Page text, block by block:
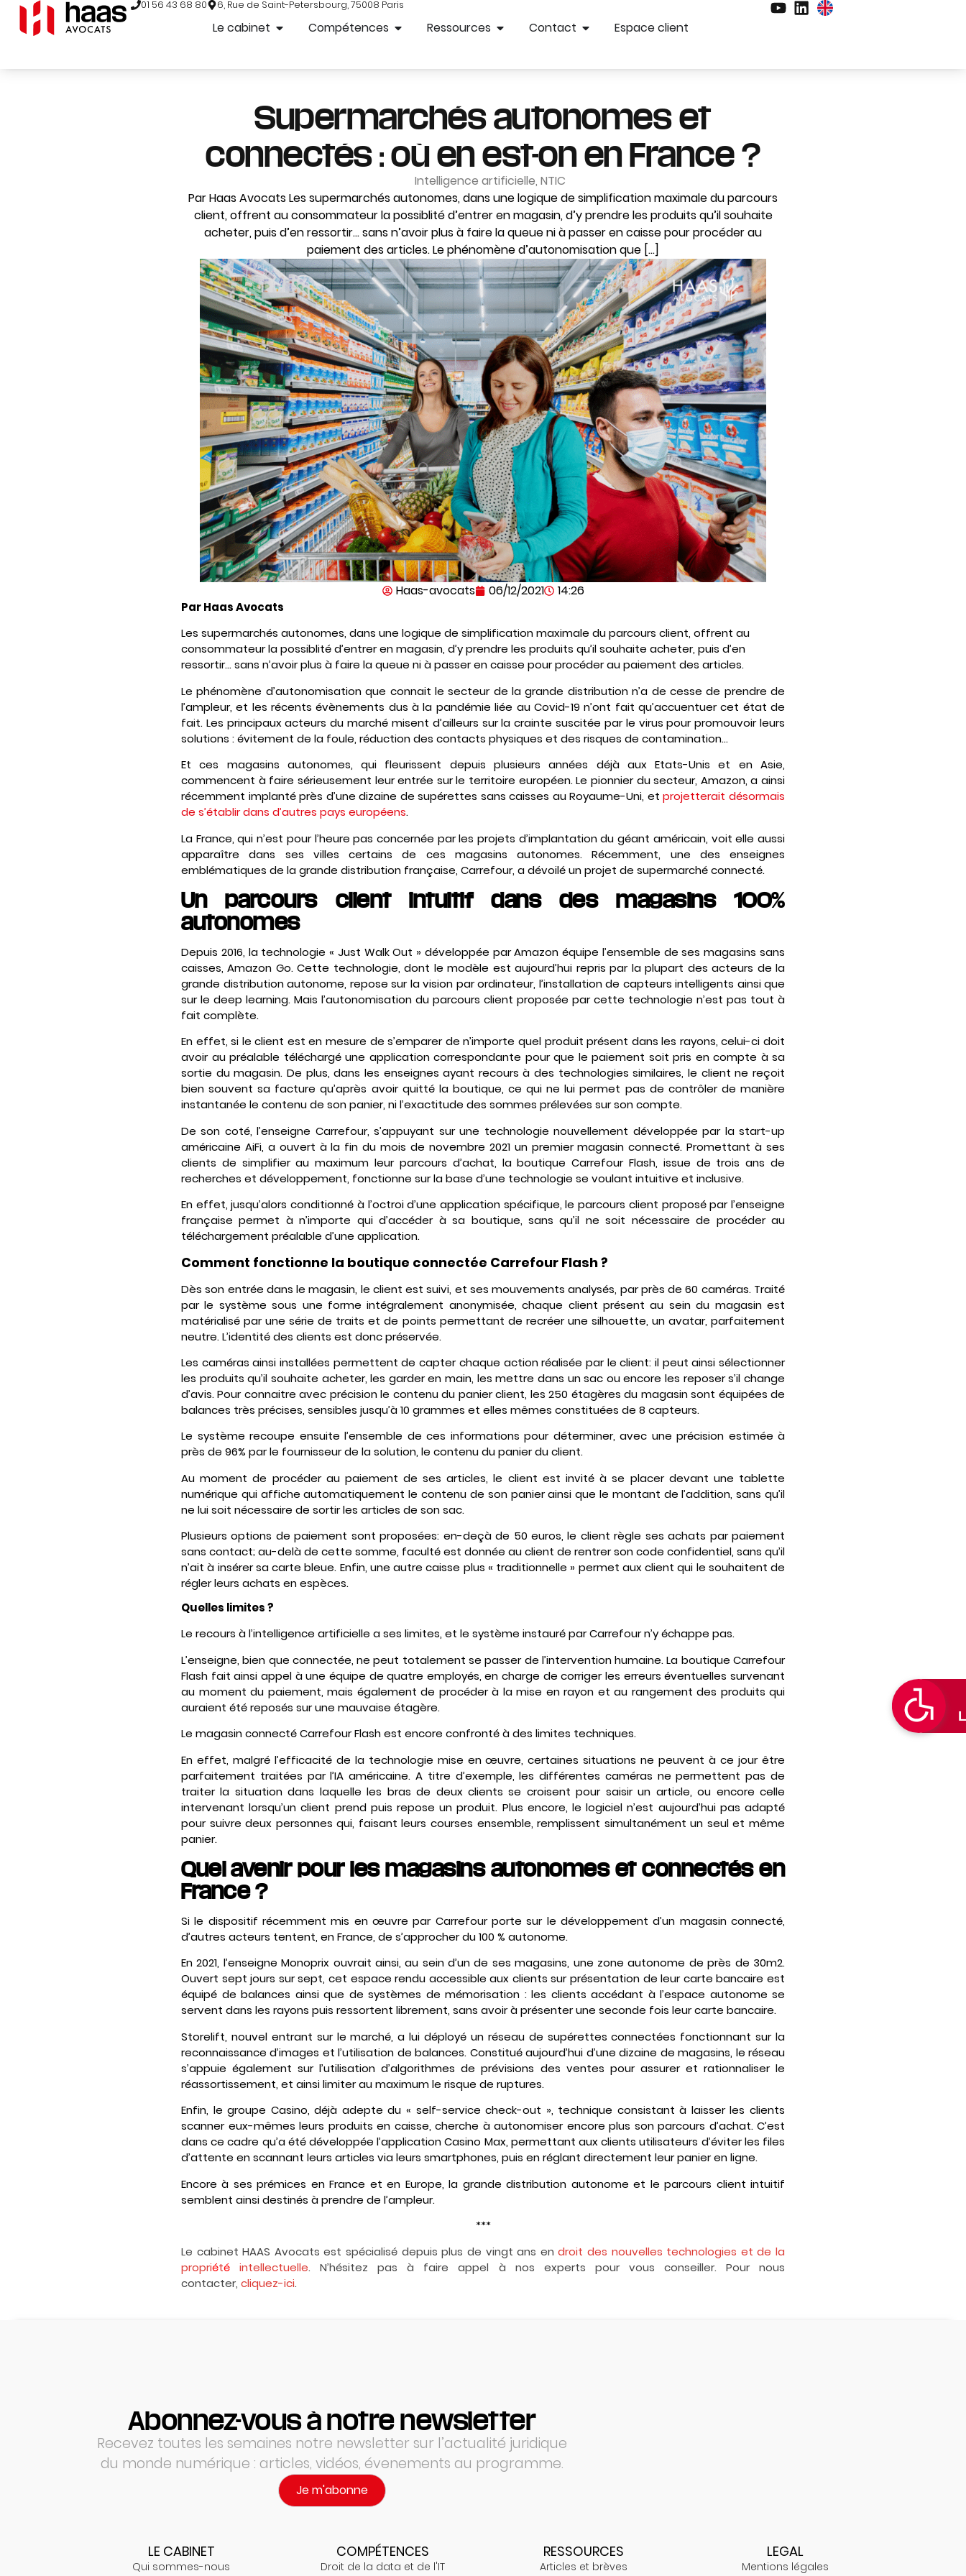
01 56 43 68 80 6, Rue de Saint-Petersbourg, 75008 Paris
Le cabinet Compétences Ressources Contact Espace client
Supermarchés autonomes et
connectés : où en est-on en France ?
Intelligence artificielle, NTIC
Par Haas Avocats Les supermarchés autonomes, dans une logique de simplification maximale du parcours
client, offrent au consommateur la possiblité d’entrer en magasin, d’y prendre les produits qu’il souhaite
acheter, puis d’en ressortir… sans n’avoir plus à faire la queue ni à passer en caisse pour procéder au
paiement des articles. Le phénomène d’autonomisation que […]
Haas-avocats 06/12/2021 14:26
Par Haas Avocats
Les supermarchés autonomes, dans une logique de simplification maximale du parcours client, offrent au
consommateur la possiblité d’entrer en magasin, d’y prendre les produits qu’il souhaite acheter, puis d’en
ressortir… sans n’avoir plus à faire la queue ni à passer en caisse pour procéder au paiement des articles.
Le phénomène d’autonomisation que connait le secteur de la grande distribution n’a de cesse de prendre de
l’ampleur, et les récents évènements dus à la pandémie liée au Covid-19 n’ont fait qu’accuentuer cet état de
fait. Les principaux acteurs du marché misent d’ailleurs sur la crainte suscitée par le virus pour promouvoir leurs
solutions : évitement de la foule, réduction des contacts physiques et des risques de contamination…
Et ces magasins autonomes, qui fleurissent depuis plusieurs années déjà aux Etats-Unis et en Asie,
commencent à faire sérieusement leur entrée sur le territoire européen. Le pionnier du secteur, Amazon, a ainsi
récemment implanté près d’une dizaine de supérettes sans caisses au Royaume-Uni, etprojetterait désormais
de s’établir dans d’autres pays européens.
La France, qui n’est pour l’heure pas concernée par les projets d’implantation du géant américain, voit elle aussi
apparaître dans ses villes certains de ces magasins autonomes. Récemment, une des enseignes
emblématiques de la grande distribution française, Carrefour, a dévoilé un projet de supermarché connecté.
Un parcours client intuitif dans des magasins 100%
autonomes
Depuis 2016, la technologie « Just Walk Out » développée par Amazon équipe l’ensemble de ses magasins sans
caisses, Amazon Go. Cette technologie, dont le modèle est aujourd’hui repris par la plupart des acteurs de la
grande distribution autonome, repose sur la vision par ordinateur, l’installation de capteurs intelligents ainsi que
sur le deep learning. Mais l’autonomisation du parcours client proposée par cette technologie n’est pas tout à
fait complète.
En effet, si le client est en mesure de s’emparer de n’importe quel produit présent dans les rayons, celui-ci doit
avoir au préalable téléchargé une application correspondante pour que le paiement soit pris en compte à sa
sortie du magasin. De plus, dans les enseignes ayant recours à des technologies similaires, le client ne reçoit
bien souvent sa facture qu’après avoir quitté la boutique, ce qui ne lui permet pas de contrôler de manière
instantanée le contenu de son panier, ni l’exactitude des sommes prélevées sur son compte.
De son coté, l’enseigne Carrefour, s’appuyant sur une technologie nouvellement développée par la start-up
américaine AiFi, a ouvert à la fin du mois de novembre 2021 un premier magasin connecté. Promettant à ses
clients de simplifier au maximum leur parcours d’achat, la boutique Carrefour Flash, issue de trois ans de
recherches et développement, fonctionne sur la base d’une technologie se voulant intuitive et inclusive.
En effet, jusqu’alors conditionné à l’octroi d’une application spécifique, le parcours client proposé par l’enseigne
française permet à n’importe qui d’accéder à sa boutique, sans qu’il ne soit nécessaire de procéder au
téléchargement préalable d’une application.
Comment fonctionne la boutique connectée Carrefour Flash ?
Dès son entrée dans le magasin, le client est suivi, et ses mouvements analysés, par près de 60 caméras. Traité
par le système sous une forme intégralement anonymisée, chaque client présent au sein du magasin est
matérialisé par une série de traits et de points permettant de recréer une silhouette, un avatar, parfaitement
neutre. L’identité des clients est donc préservée.
Les caméras ainsi installées permettent de capter chaque action réalisée par le client: il peut ainsi sélectionner
les produits qu’il souhaite acheter, les garder en main, les mettre dans un sac ou encore les reposer s’il change
d’avis. Pour connaitre avec précision le contenu du panier client, les 250 étagères du magasin sont équipées de
balances très précises, sensibles jusqu’à 10 grammes et elles mêmes constituées de 8 capteurs.
Le système recoupe ensuite l’ensemble de ces informations pour déterminer, avec une précision estimée à
près de 96% par le fournisseur de la solution, le contenu du panier du client.
Au moment de procéder au paiement de ses articles, le client est invité à se placer devant une tablette
numérique qui affiche automatiquement le contenu de son panier ainsi que le montant de l’addition, sans qu’il
ne lui soit nécessaire de sortir les articles de son sac.
Plusieurs options de paiement sont proposées: en-deçà de 50 euros, le client règle ses achats par paiement
sans contact; au-delà de cette somme, faculté est donnée au client de rentrer son code confidentiel, sans qu’il
n’ait à insérer sa carte bleue. Enfin, une autre caisse plus « traditionnelle » permet aux client qui le souhaitent de
régler leurs achats en espèces.
Quelles limites ?
Le recours à l’intelligence artificielle a ses limites, et le système instauré par Carrefour n’y échappe pas.
L’enseigne, bien que connectée, ne peut totalement se passer de l’intervention humaine. La boutique Carrefour
Flash fait ainsi appel à une équipe de quatre employés, en charge de corriger les erreurs éventuelles survenant
au moment du paiement, mais également de procéder à la mise en rayon et au rangement des produits qui
auraient été reposés sur une mauvaise étagère.
Le magasin connecté Carrefour Flash est encore confronté à des limites techniques.
En effet, malgré l’efficacité de la technologie mise en œuvre, certaines situations ne peuvent à ce jour être
parfaitement traitées par l’IA américaine. A titre d’exemple, les différentes caméras ne permettent pas de
traiter la situation dans laquelle les bras de deux clients se croisent pour saisir un article, ou encore celle
intervenant lorsqu’un client prend puis repose un produit. Plus encore, le logiciel n’est aujourd’hui pas adapté
pour suivre deux personnes qui, faisant leurs courses ensemble, remplissent simultanément un seul et même
panier.
Quel avenir pour les magasins autonomes et connectés en
France ?
Si le dispositif récemment mis en œuvre par Carrefour porte sur le développement d’un magasin connecté,
d’autres acteurs tentent, en France, de s’approcher du 100 % autonome.
En 2021, l’enseigne Monoprix ouvrait ainsi, au sein d’un de ses magasins, une zone autonome de près de 30m2.
Ouvert sept jours sur sept, cet espace rendu accessible aux clients sur présentation de leur carte bancaire est
équipé de balances ainsi que de systèmes de mémorisation : les clients accédant à l’espace autonome se
servent dans les rayons puis ressortent librement, sans avoir à présenter une seconde fois leur carte bancaire.
Storelift, nouvel entrant sur le marché, a lui déployé un réseau de supérettes connectées fonctionnant sur la
reconnaissance d’images et l’utilisation de balances. Constitué aujourd’hui d’une dizaine de magasins, le réseau
s’appuie également sur l’utilisation d’algorithmes de prévisions des ventes pour assurer et rationnaliser le
réassortissement, et ainsi limiter au maximum le risque de ruptures.
Enfin, le groupe Casino, déjà adepte du « self-service check-out », technique consistant à laisser les clients
scanner eux-mêmes leurs produits en caisse, cherche à autonomiser encore plus son parcours d’achat. C’est
dans ce cadre qu’a été développée l’application Casino Max, permettant aux clients utilisateurs d’éviter les files
d’attente en scannant leurs articles via leurs smartphones, puis en réglant directement leur panier en ligne.
Encore à ses prémices en France et en Europe, la grande distribution autonome et le parcours client intuitif
semblent ainsi destinés à prendre de l’ampleur.
***
Le cabinet HAAS Avocats est spécialisé depuis plus de vingt ans endroit des nouvelles technologies et de la
propriétéintellectuelle. N’hésitez pas à faire appel à nos experts pour vous conseiller. Pour nous
contacter, cliquez-ici.
Abonnez-vous à notre newsletter
Recevez toutes les semaines notre newsletter sur l’actualité juridique
du monde numérique : articles, vidéos, évenements au programme.
Je m'abonne
LE CABINET
Qui sommes-nous
COMPÉTENCES
Droit de la data et de l'IT
RESSOURCES
Articles et brèves
LEGAL
Mentions légales